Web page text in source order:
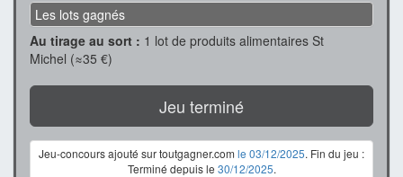
Les lots gagnés
Au tirage au sort : 1 lot de produits alimentaires St
Michel (≈35 €)
Jeu terminé
Jeu-concours ajouté sur toutgagner.com le 03/12/2025. Fin du jeu :
Terminé depuis le 30/12/2025.